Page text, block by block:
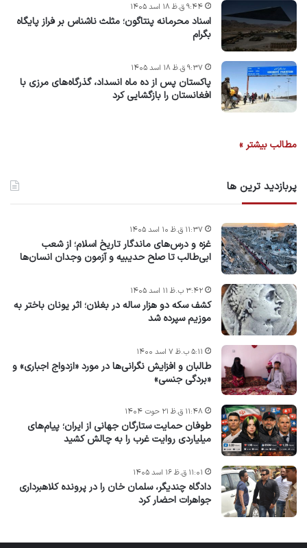
اسناد محرمانه پنتاگون؛ مثلث ناشناس بر فراز پایگاه
بگرام
۹:۴۴ ق.ظ ۱۸ اسد ۱۴۰۵
پاکستان پس از ده ماه انسداد، گذرگاه‌های مرزی با
افغانستان را بازگشایی کرد
۹:۳۷ ق.ظ ۱۸ اسد ۱۴۰۵
مطالب بیشتر »
پربازدید ترین ها
غزه و درس‌های ماندگار تاریخ اسلام؛ از شعب
ابی‌طالب تا صلح حدیبیه و آزمون وجدان انسان‌ها
۱۱:۳۷ ق.ظ ۱۰ اسد ۱۴۰۵
کشف سکه دو هزار ساله در بغلان؛ اثر یونان باختر به
موزیم سپرده شد
۳:۴۲ ب.ظ ۱۱ اسد ۱۴۰۵
طالبان و افزایش نگرانی‌ها در مورد «ازدواج اجباری» و
«بردگی جنسی»
۵:۱۱ ب.ظ ۷ اسد ۱۴۰۰
طوفان حمایت ستارگان جهانی از ایران؛ پیام‌های
میلیاردی روایت غرب را به چالش کشید
۱۱:۴۸ ق.ظ ۲۱ حوت ۱۴۰۴
دادگاه چندیگر، سلمان خان را در پرونده کلاهبرداری
جواهرات احضار کرد
۱۱:۰۱ ق.ظ ۱۶ اسد ۱۴۰۵